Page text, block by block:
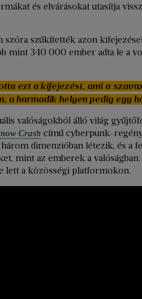
és elvárásokat utasítja
szűkítették azon
mint 340 000 ember adta le a
ezt a kifejezést, ami a
a harmadik helyen pedig egy
valóságokból álló világ
Crash című cyberpunk-
dimenzióban létezik, és a
mint az emberek a valóságban.
lett a közösségi platformokon.